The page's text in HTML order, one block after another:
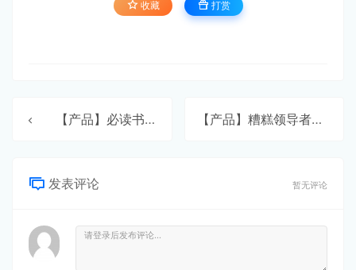
收藏 打赏
【产品】必读书籍目录 【产品】糟糕领导者的标志
发表评论 暂无评论